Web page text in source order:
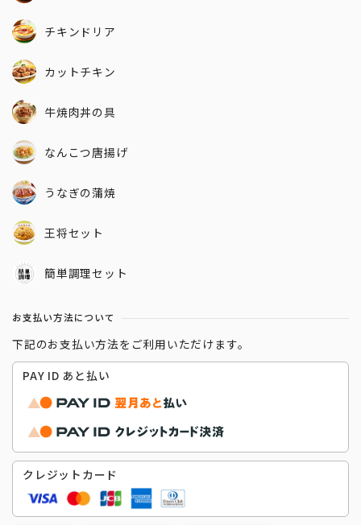
チキンドリア
カットチキン
牛焼肉丼の具
なんこつ唐揚げ
うなぎの蒲焼
王将セット
簡単調理セット
お支払い方法について
下記のお支払い方法をご利用いただけます。
PAY ID あと払い
クレジットカード